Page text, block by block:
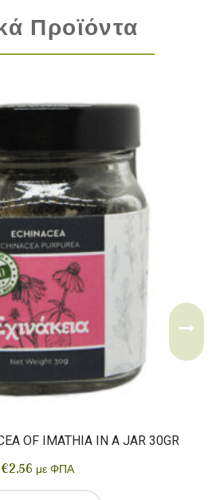
Προϊόντα
OF IMATHIA IN A JAR 30GR
€2.56 με ΦΠΑ